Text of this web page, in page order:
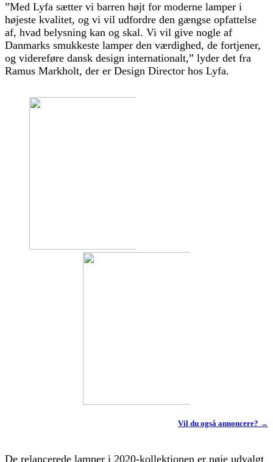
”Med Lyfa sætter vi barren højt for moderne lamper i
højeste kvalitet, og vi vil udfordre den gængse opfattelse
af, hvad belysning kan og skal. Vi vil give nogle af
Danmarks smukkeste lamper den værdighed, de fortjener,
og videreføre dansk design internationalt,” lyder det fra
Ramus Markholt, der er Design Director hos Lyfa.
Vil du også annoncere? →
De relancerede lamper i 2020-kollektionen er nøje udvalgt